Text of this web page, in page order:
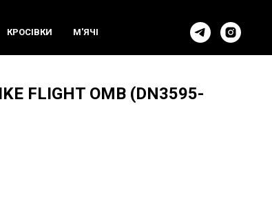
КРОСIВКИ М'ЯЧI
FLIGHT OMB (DN3595-